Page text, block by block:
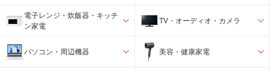
電子レンジ・炊飯器・キッチ
ン家電
TV・オーディオ・カメラ
パソコン・周辺機器 美容・健康家電